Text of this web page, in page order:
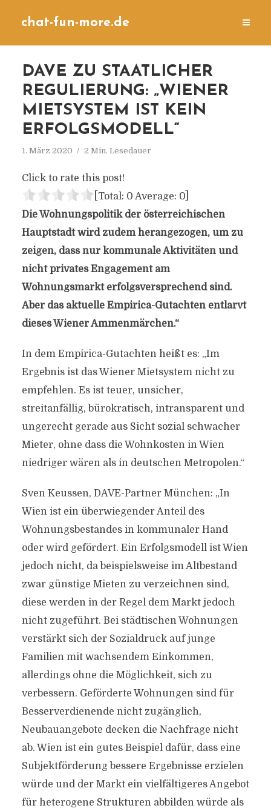
chat-fun-more.de
DAVE ZU STAATLICHER
REGULIERUNG: „WIENER
MIETSYSTEM IST KEIN
ERFOLGSMODELL“
1. März 2020 2 Min. Lesedauer
Click to rate this post!
[Total: 0 Average: 0]
Die Wohnungspolitik der österreichischen
Hauptstadt wird zudem herangezogen, um zu
zeigen, dass nur kommunale Aktivitäten und
nicht privates Engagement am
Wohnungsmarkt erfolgsversprechend sind.
Aber das aktuelle Empirica-Gutachten entlarvt
dieses Wiener Ammenmärchen.“
In dem Empirica-Gutachten heißt es: „Im
Ergebnis ist das Wiener Mietsystem nicht zu
empfehlen. Es ist teuer, unsicher,
streitanfällig, bürokratisch, intransparent und
ungerecht gerade aus Sicht sozial schwacher
Mieter, ohne dass die Wohnkosten in Wien
niedriger wären als in deutschen Metropolen.“
Sven Keussen, DAVE-Partner München: „In
Wien ist ein überwiegender Anteil des
Wohnungsbestandes in kommunaler Hand
oder wird gefördert. Ein Erfolgsmodell ist Wien
jedoch nicht, da beispielsweise im Altbestand
zwar günstige Mieten zu verzeichnen sind,
diese werden in der Regel dem Markt jedoch
nicht zugeführt. Bei städtischen Wohnungen
verstärkt sich der Sozialdruck auf junge
Familien mit wachsendem Einkommen,
allerdings ohne die Möglichkeit, sich zu
verbessern. Geförderte Wohnungen sind für
Besserverdienende nicht zugänglich,
Neubauangebote decken die Nachfrage nicht
ab. Wien ist ein gutes Beispiel dafür, dass eine
Subjektförderung bessere Ergebnisse erzielen
würde und der Markt ein vielfältigeres Angebot
für heterogene Strukturen abbilden würde als